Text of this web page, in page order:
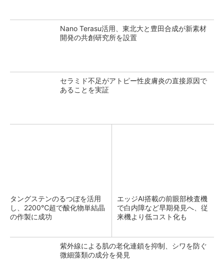
Nano Terasu活用、東北大と豊田合成が新素材
開発の共創研究所を設置
セラミド不足がアトピー性皮膚炎の直接原因で
あることを実証
タングステンのるつぼを活用
し、2200℃超で酸化物単結晶
の作製に成功
エッジAI搭載の前眼部検査機
で白内障など早期発見へ、従
来機より低コスト化も
紫外線による肌の老化連鎖を抑制、シワを防ぐ
微細藻類の成分を発見